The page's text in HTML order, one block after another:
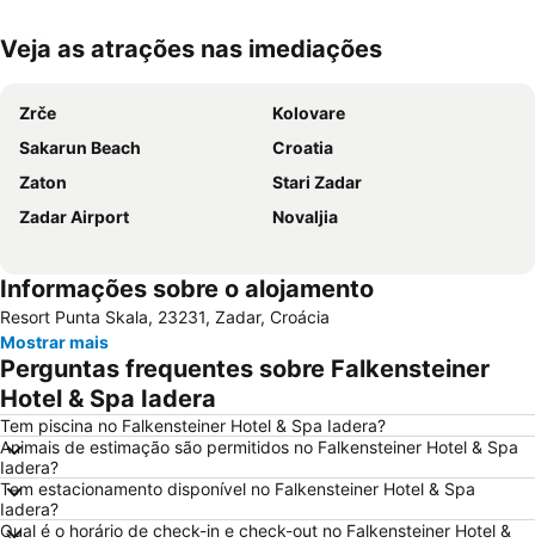
Ampliar mapa
Veja as atrações nas imediações
Zrče
Kolovare
Sakarun Beach
Croatia
Zaton
Stari Zadar
Zadar Airport
Novaljia
Informações sobre o alojamento
Resort Punta Skala, 23231, Zadar, Croácia
Mostrar mais
Perguntas frequentes sobre Falkensteiner
Hotel & Spa Iadera
Tem piscina no Falkensteiner Hotel & Spa Iadera?
Animais de estimação são permitidos no Falkensteiner Hotel & Spa
Iadera?
Tem estacionamento disponível no Falkensteiner Hotel & Spa
Iadera?
Qual é o horário de check-in e check-out no Falkensteiner Hotel &